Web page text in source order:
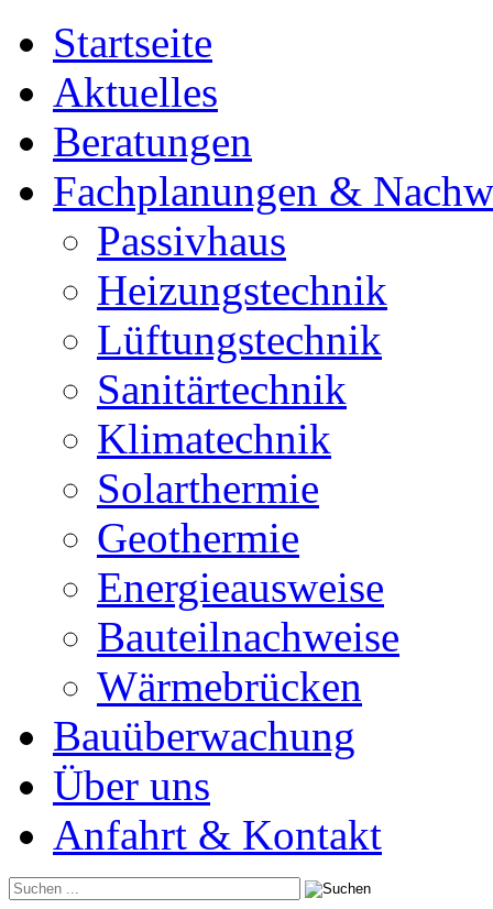
Startseite
Aktuelles
Beratungen
Fachplanungen &
Passivhaus
Heizungstechnik
Lüftungstechnik
Sanitärtechnik
Klimatechnik
Solarthermie
Geothermie
Energieausweise
Bauteilnachweise
Wärmebrücken
Bauüberwachung
Über uns
Anfahrt & Kontakt